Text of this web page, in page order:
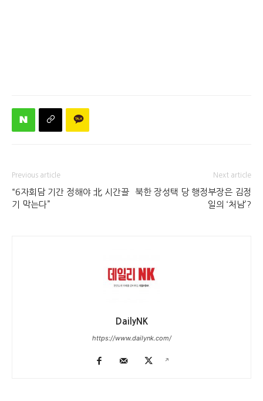
Previous article
“6자회담 기간 정해야 北 시간끌
기 막는다”
Next article
북한 장성택 당 행정부장은 김정
일의 ‘처남’?
DailyNK
https://www.dailynk.com/